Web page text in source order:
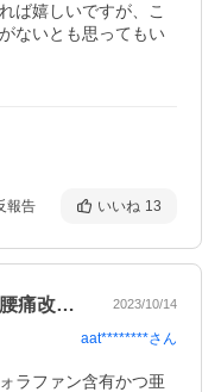
ば嬉しいですが、こ
ないとも思ってもい
報告 いいね 13
肝臓が回復すればダイエットや腰痛改善に！ 2023/10/14
aat********さん
ラファン含有かつ亜